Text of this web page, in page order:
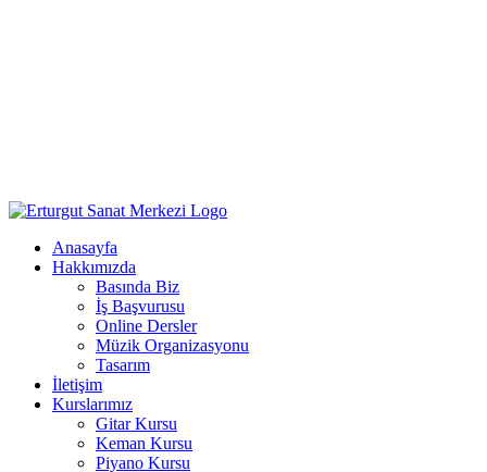
Anasayfa
Hakkımızda
Basında Biz
İş Başvurusu
Online Dersler
Müzik Organizasyonu
Tasarım
İletişim
Kurslarımız
Gitar Kursu
Keman Kursu
Piyano Kursu